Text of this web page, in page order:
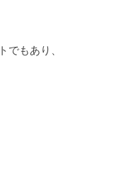
でもあり、